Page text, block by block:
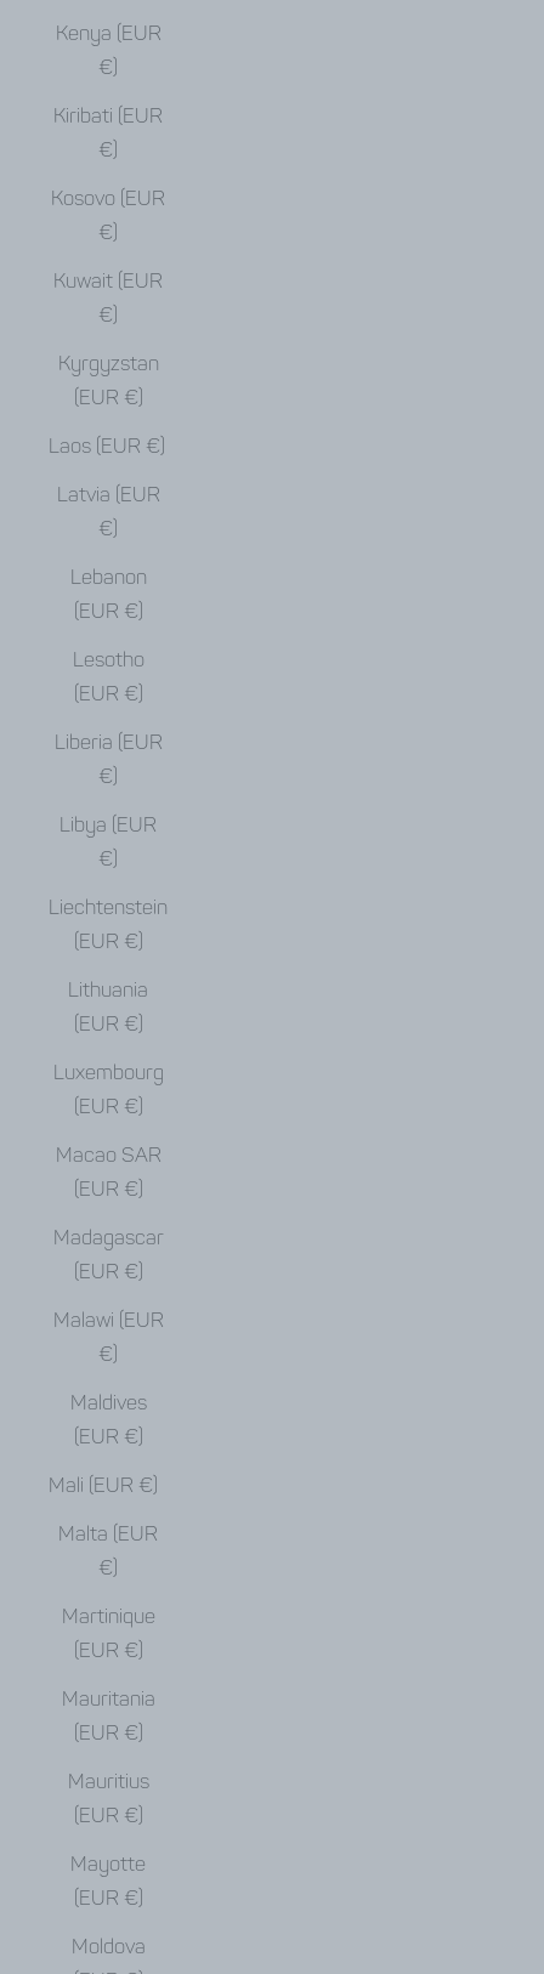
Kenya (EUR
€)
Kiribati (EUR
€)
Kosovo (EUR
€)
Kuwait (EUR
€)
Kyrgyzstan
(EUR €)
Laos (EUR €)
Latvia (EUR
€)
Lebanon
(EUR €)
Lesotho
(EUR €)
Liberia (EUR
€)
Libya (EUR
€)
Liechtenstein
(EUR €)
Lithuania
(EUR €)
Luxembourg
(EUR €)
Macao SAR
(EUR €)
Madagascar
(EUR €)
Malawi (EUR
€)
Maldives
(EUR €)
Mali (EUR €)
Malta (EUR
€)
Martinique
(EUR €)
Mauritania
(EUR €)
Mauritius
(EUR €)
Mayotte
(EUR €)
Moldova